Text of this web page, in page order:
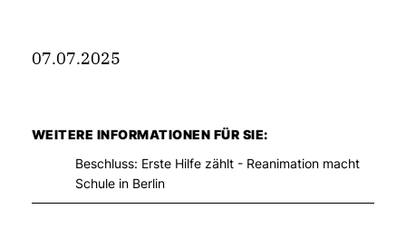
07.07.2025
WEITERE INFORMATIONEN FÜR SIE:
Beschluss: Erste Hilfe zählt - Reanimation macht
Schule in Berlin